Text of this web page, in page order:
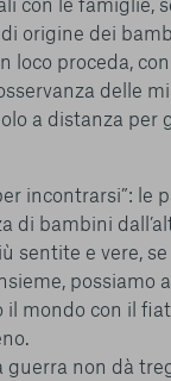
funzionamento
l’esperienza di
i nostri
per mostrare
Web e le app di
salvo i Cookie
È importante tenere
sulla
scelte”, la
selezionata
i cookie. Per
origine dei
loco proceda,
delle
a distanza
incontrarsi”: le
di bambini
sentite e vere,
possiamo
mondo con il
guerra non dà